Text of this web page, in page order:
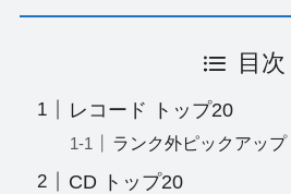
目次
レコード トップ20
ランク外ピックアップ
CD トップ20